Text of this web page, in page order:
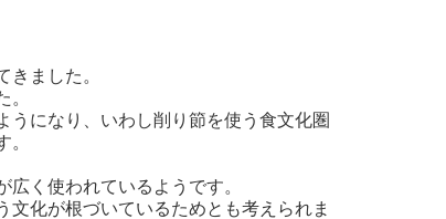
ました。
になり、いわし削り節を使う食文化圏
く使われているようです。
化が根づいているためとも考えられま